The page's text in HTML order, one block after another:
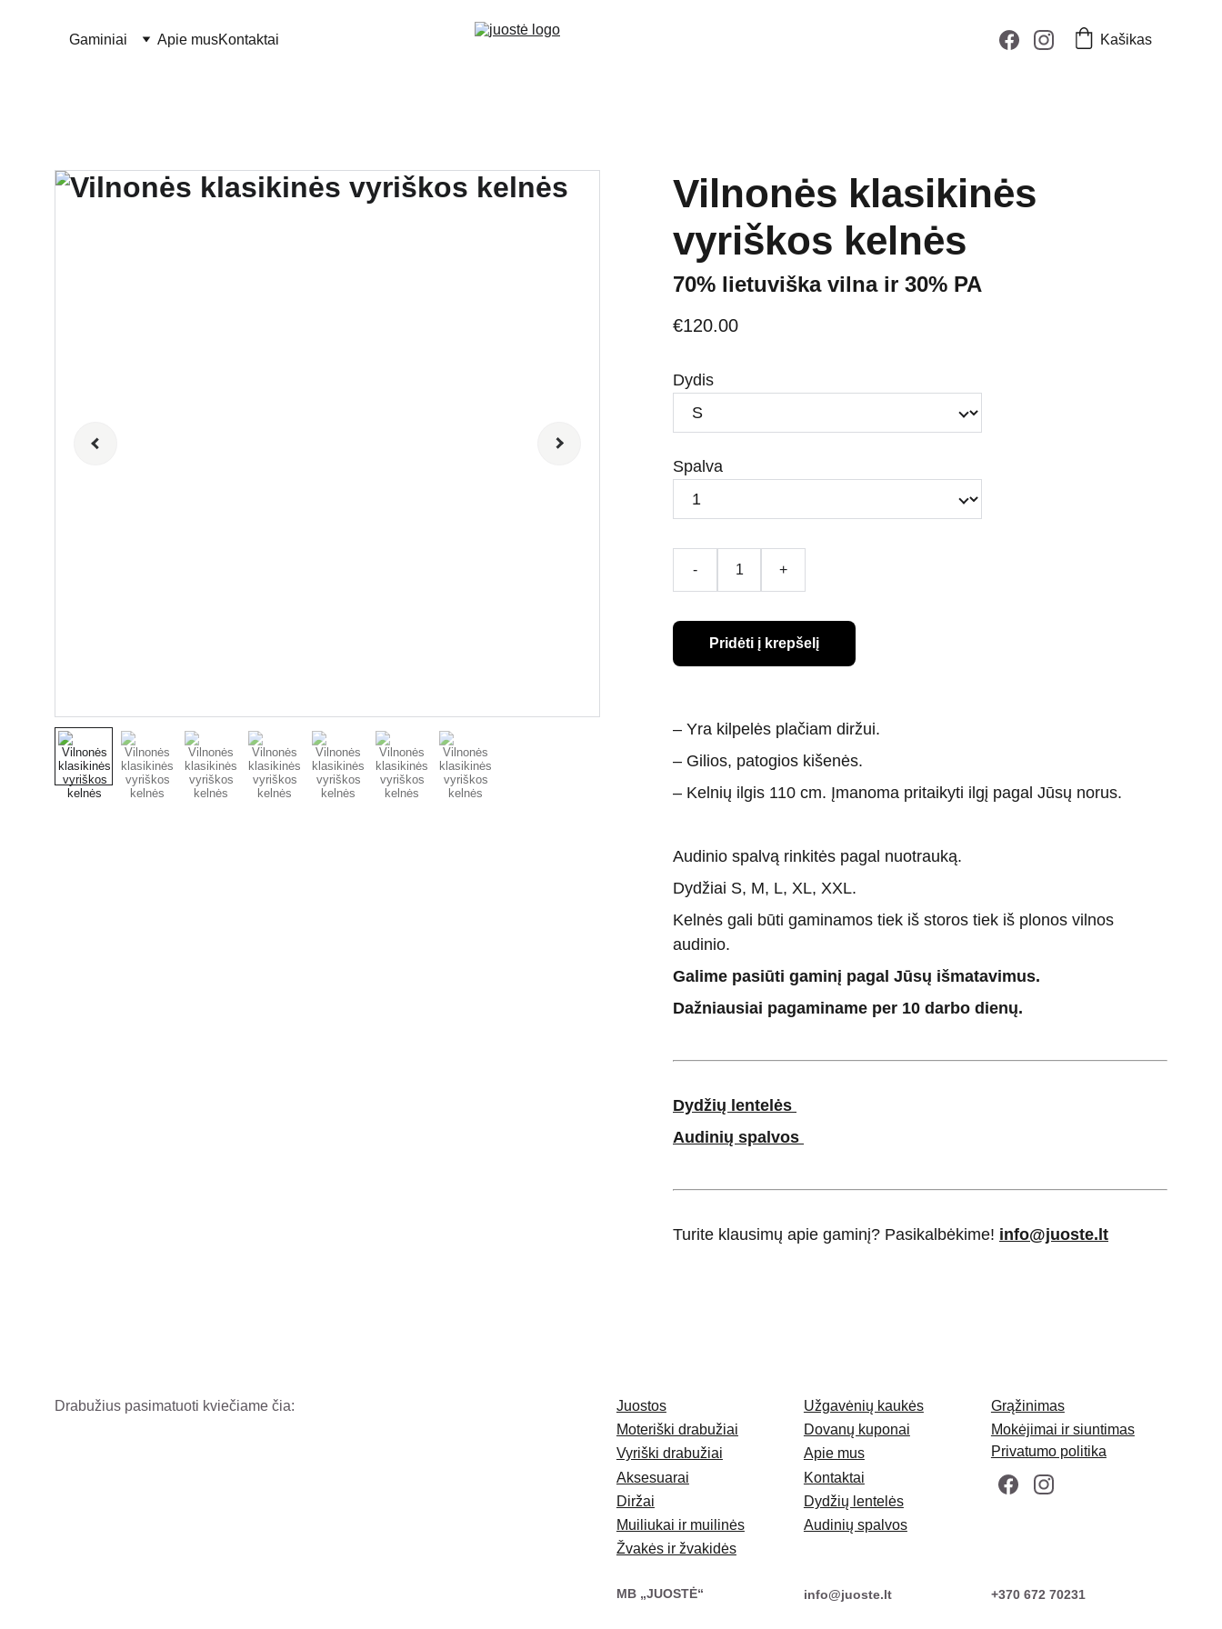
Gaminiai Apie musKontaktai Kašikas
Vilnonės klasikinės
vyriškos kelnės
70% lietuviška vilna ir 30% PA
€120.00
Dydis
Spalva
- +
Pridėti į krepšelį
– Yra kilpelės plačiam diržui.
– Gilios, patogios kišenės.
– Kelnių ilgis 110 cm. Įmanoma pritaikyti ilgį pagal Jūsų norus.
Audinio spalvą rinkitės pagal nuotrauką.
Dydžiai S, M, L, XL, XXL.
Kelnės gali būti gaminamos tiek iš storos tiek iš plonos vilnos
audinio.
Galime pasiūti gaminį pagal Jūsų išmatavimus.
Dažniausiai pagaminame per 10 darbo dienų.
Dydžių lentelės
Audinių spalvos
Turite klausimų apie gaminį? Pasikalbėkime! info@juoste.lt
MB „JUOSTĖ“
Mokėjimai ir siuntimas
Apie mus
Grąžinimas
Drabužius pasimatuoti kviečiame čia:
info@juoste.lt +370 672 70231
Privatumo politika
Moteriški drabužiai
Vyriški drabužiai
Aksesuarai
Muiliukai ir muilinės
Kontaktai
Audinių spalvos
Dydžių lentelės
Žvakės ir žvakidės
Dovanų kuponai
Juostos
Diržai
Užgavėnių kaukės